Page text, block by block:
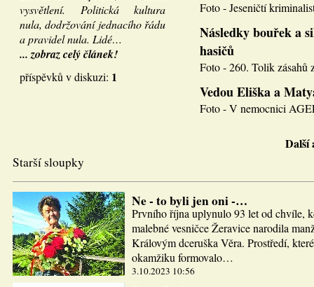
vysvětlení. Politická kultura
nula, dodržování jednacího řádu
a pravidel nula. Lidé…
... zobraz celý článek!
příspěvků v diskuzi: 1
Foto - Jeseničtí
Následky bouřek a
hasičů
Foto - 260. Tolik zásahů
Vedou Eliška a
Foto - V nemocnici
Starší sloupky
Ne - to byli jen oni -…
Prvního října uplynulo 93 let od chvíle,
malebné vesničce Žeravice narodila
Královým dceruška Věra. Prostředí,
okamžiku formovalo…
3.10.2023 10:56